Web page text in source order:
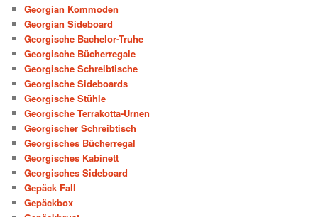
Georgian Kommoden
Georgian Sideboard
Georgische Bachelor-Truhe
Georgische Bücherregale
Georgische Schreibtische
Georgische Sideboards
Georgische Stühle
Georgische Terrakotta-Urnen
Georgischer Schreibtisch
Georgisches Bücherregal
Georgisches Kabinett
Georgisches Sideboard
Gepäck Fall
Gepäckbox